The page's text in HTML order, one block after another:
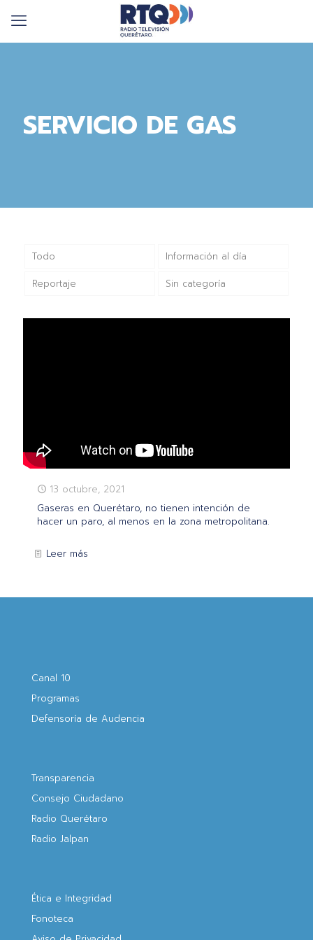
SERVICIO DE GAS
Todo Información al día
Reportaje Sin categoría
13 octubre, 2021
Gaseras en Querétaro, no tienen intención de
hacer un paro, al menos en la zona metropolitana.
Leer más
Canal 10
Programas
Defensoría de Audencia
Transparencia
Consejo Ciudadano
Radio Querétaro
Radio Jalpan
Ética e Integridad
Fonoteca